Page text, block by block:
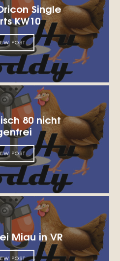
Single
KW10
POST
80 nicht
POST
Miau in VR
POST